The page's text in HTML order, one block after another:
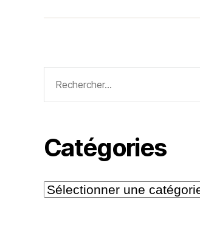
Catégories
Catégories